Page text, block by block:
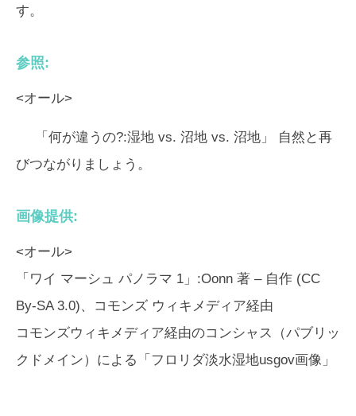
す。
参照:
<オール>
「何が違うの?:湿地 vs. 沼地 vs. 沼地」
自然と再
びつながりましょう。
画像提供:
<オール>
「ワイ マーシュ パノラマ 1」:Oonn 著 – 自作 (CC
By-SA 3.0)、コモンズ ウィキメディア経由
コモンズウィキメディア経由のコンシャス（パブリッ
クドメイン）による「フロリダ淡水湿地usgov画像」